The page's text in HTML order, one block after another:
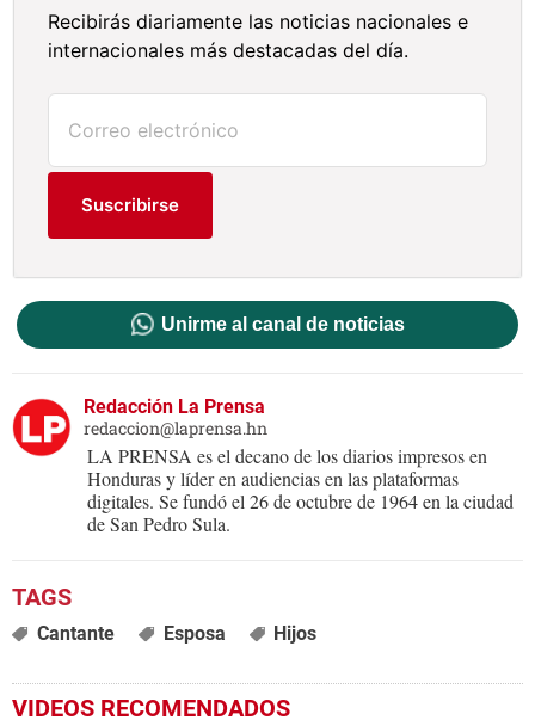
Recibirás diariamente las noticias nacionales e
internacionales más destacadas del día.
Suscribirse
Unirme al canal de noticias
Redacción La Prensa
redaccion@laprensa.hn
LA PRENSA es el decano de los diarios impresos en
Honduras y líder en audiencias en las plataformas
digitales. Se fundó el 26 de octubre de 1964 en la ciudad
de San Pedro Sula.
Cantante Esposa Hijos
VIDEOS RECOMENDADOS